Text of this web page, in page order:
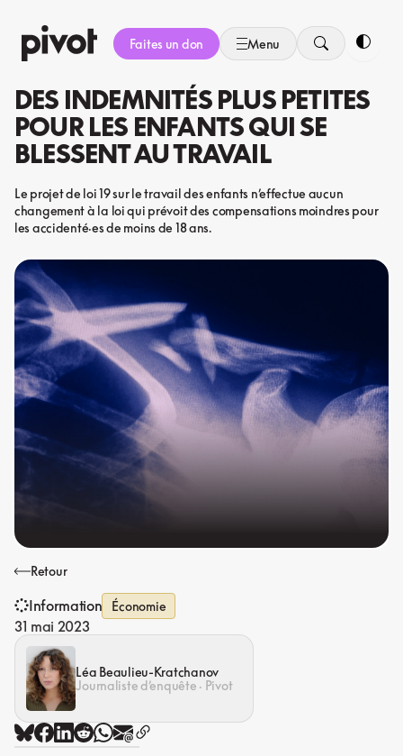
au
contenu
Faites un don Menu
DES INDEMNITÉS PLUS PETITES
POUR LES ENFANTS QUI SE
BLESSENT AU TRAVAIL
Le projet de loi 19 sur le travail des enfants n’effectue aucun
changement à la loi qui prévoit des compensations moindres pour
les accidenté·es de moins de 18 ans.
Retour
Information Économie
31 mai 2023
Léa Beaulieu-Kratchanov
Journaliste d’enquête · Pivot